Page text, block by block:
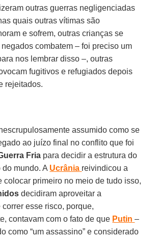
outras guerras negligenciadas
quais outras vítimas são
e sofrem, outras crianças se
combatem – foi preciso um
nos lembrar disso –, outras
fugitivos e refugiados depois
rejeitados.
assumido como se
ao juízo final no conflito que foi
Fria para decidir a estrutura do
do mundo. A Ucrânia reivindicou a
colocar primeiro no meio de tudo isso,
decidiram aproveitar a
esse risco, porque,
contavam com o fato de que Putin –
como “um assassino” e considerado